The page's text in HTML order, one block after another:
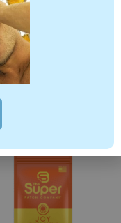
son más